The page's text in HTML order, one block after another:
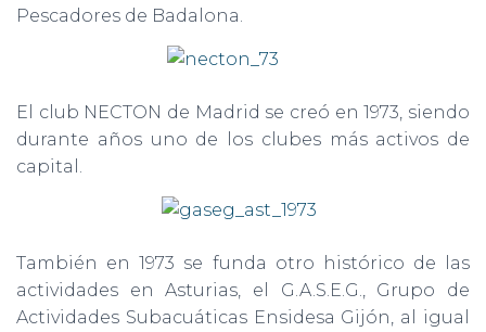
Pescadores de Badalona.
El club NECTON de Madrid se creó en 1973, siendo
durante años uno de los clubes más activos de
capital.
También en 1973 se funda otro histórico de las
actividades en Asturias, el G.A.S.E.G., Grupo de
Actividades Subacuáticas Ensidesa Gijón, al igual